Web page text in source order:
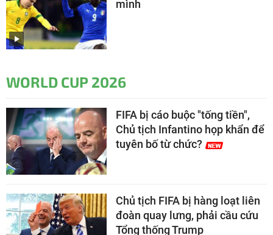
mình
WORLD CUP 2026
FIFA bị cáo buộc "tống tiền",
Chủ tịch Infantino họp khẩn để
tuyên bố từ chức?
Chủ tịch FIFA bị hàng loạt liên
đoàn quay lưng, phải cầu cứu
Tổng thống Trump